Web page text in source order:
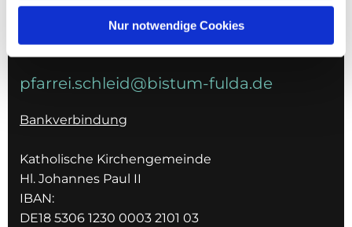
Nur notwendige Cookies
036967 596795
E-MAIL
pfarrei.schleid@bistum-fulda.de
Bankverbindung
Katholische Kirchengemeinde
Hl. Johannes Paul II
IBAN:
DE18 5306 1230 0003 2101 03